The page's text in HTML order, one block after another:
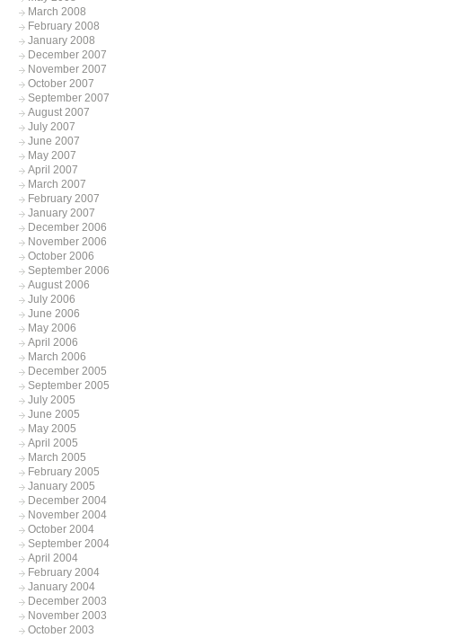
March 2008
February 2008
January 2008
December 2007
November 2007
October 2007
September 2007
August 2007
July 2007
June 2007
May 2007
April 2007
March 2007
February 2007
January 2007
December 2006
November 2006
October 2006
September 2006
August 2006
July 2006
June 2006
May 2006
April 2006
March 2006
December 2005
September 2005
July 2005
June 2005
May 2005
April 2005
March 2005
February 2005
January 2005
December 2004
November 2004
October 2004
September 2004
April 2004
February 2004
January 2004
December 2003
November 2003
October 2003